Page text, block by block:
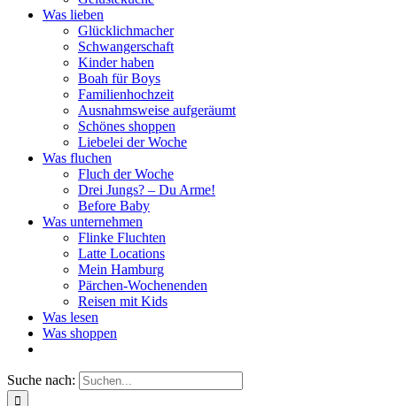
Was lieben
Glücklichmacher
Schwangerschaft
Kinder haben
Boah für Boys
Familienhochzeit
Ausnahmsweise aufgeräumt
Schönes shoppen
Liebelei der Woche
Was fluchen
Fluch der Woche
Drei Jungs? – Du Arme!
Before Baby
Was unternehmen
Flinke Fluchten
Latte Locations
Mein Hamburg
Pärchen-Wochenenden
Reisen mit Kids
Was lesen
Was shoppen
Suche nach: